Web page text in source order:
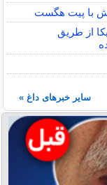
با پیت هگست
از طریق
سایر خبرهای داغ »